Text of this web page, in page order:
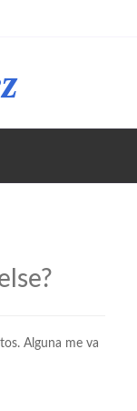
Alguna me va